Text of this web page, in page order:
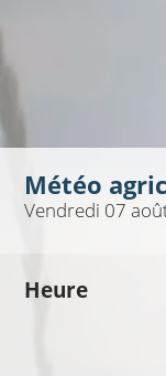
Météo
Vendredi 07
Heure